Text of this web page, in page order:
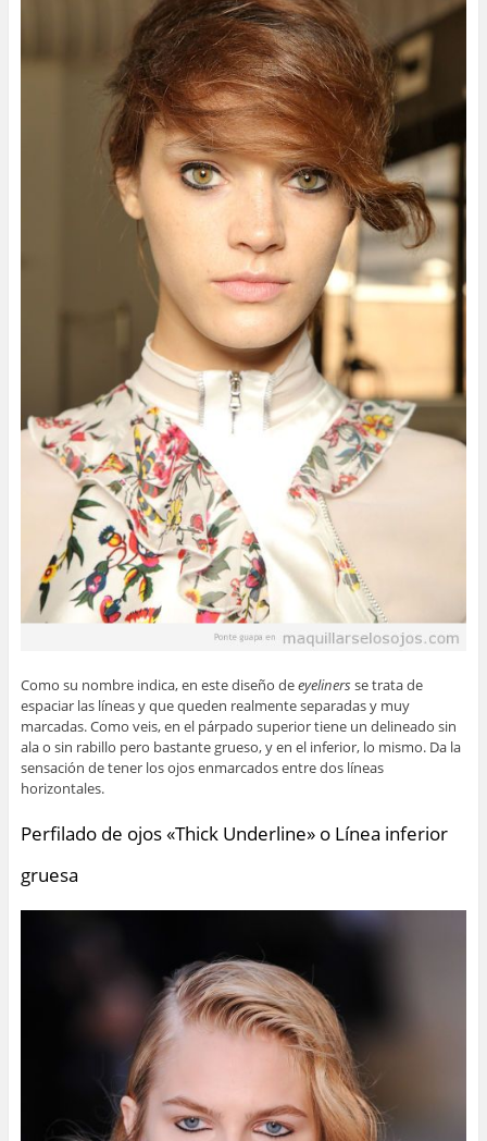
Como su nombre indica, en este diseño deeyelinersse trata de
espaciar las líneas y que queden realmente separadas y muy
marcadas. Como veis, en el párpado superior tiene un delineado sin
ala o sin rabillo pero bastante grueso, y en el inferior, lo mismo. Da la
sensación de tener los ojos enmarcados entre dos líneas
horizontales.
Perfilado de ojos «Thick Underline» o Línea inferior
gruesa